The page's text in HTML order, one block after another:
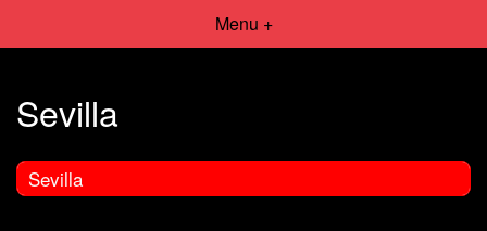
Menu +
Sevilla
Sevilla